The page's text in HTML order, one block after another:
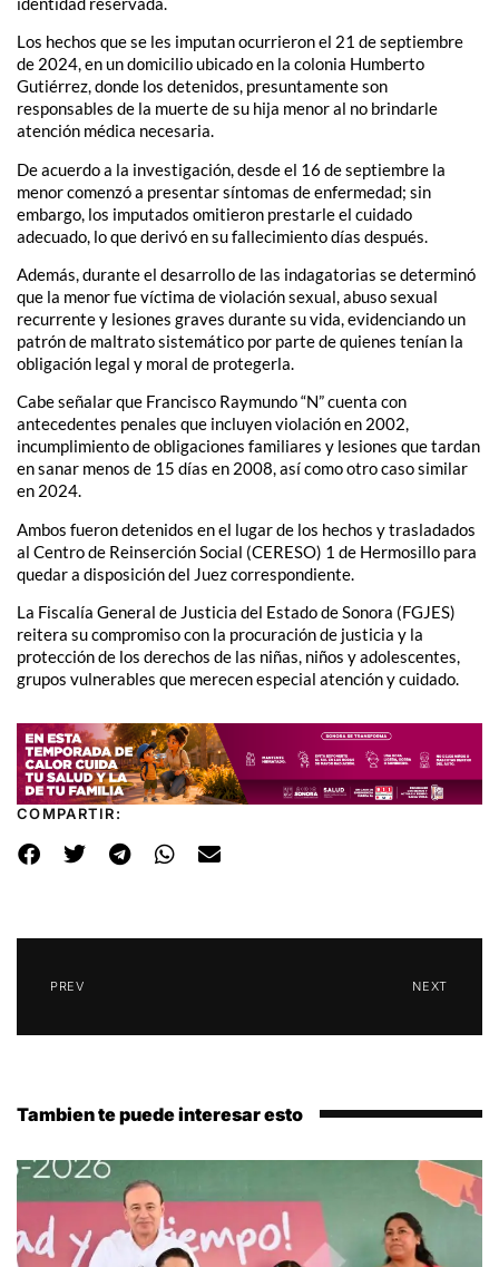
Los hechos que se les imputan ocurrieron el 21 de septiembre
de 2024, en un domicilio ubicado en la colonia Humberto
Gutiérrez, donde los detenidos, presuntamente son
responsables de la muerte de su hija menor al no brindarle
atención médica necesaria.
De acuerdo a la investigación, desde el 16 de septiembre la
menor comenzó a presentar síntomas de enfermedad; sin
embargo, los imputados omitieron prestarle el cuidado
adecuado, lo que derivó en su fallecimiento días después.
Además, durante el desarrollo de las indagatorias se determinó
que la menor fue víctima de violación sexual, abuso sexual
recurrente y lesiones graves durante su vida, evidenciando un
patrón de maltrato sistemático por parte de quienes tenían la
obligación legal y moral de protegerla.
Cabe señalar que Francisco Raymundo “N” cuenta con
antecedentes penales que incluyen violación en 2002,
incumplimiento de obligaciones familiares y lesiones que tardan
en sanar menos de 15 días en 2008, así como otro caso similar
en 2024.
Ambos fueron detenidos en el lugar de los hechos y trasladados
al Centro de Reinserción Social (CERESO) 1 de Hermosillo para
quedar a disposición del Juez correspondiente.
La Fiscalía General de Justicia del Estado de Sonora (FGJES)
reitera su compromiso con la procuración de justicia y la
protección de los derechos de las niñas, niños y adolescentes,
grupos vulnerables que merecen especial atención y cuidado.
COMPARTIR:
PREV NEXT
Tambien te puede interesar esto